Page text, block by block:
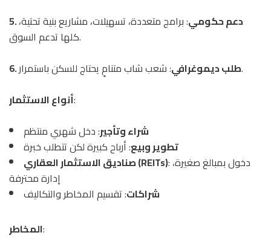
5. دعم حكومي: برامج متعددة، تسهيلات، مشاريع بنية تحتية،
كلها تدعم السوق.
6. طلب ديموغرافي: شعب شاب متنامٍ يحتاج للسكن باستمرار.
أنواع الاستثمار:
شراء وتأجير: دخل شهري منتظم
تطوير وبيع: أرباح كبيرة لكن تتطلب خبرة
صناديق الاستثمار العقاري (REITs): دخول بمبالغ صغيرة،
إدارة محترفة
شراكات: تقسيم المخاطر والتكاليف
المخاطر: